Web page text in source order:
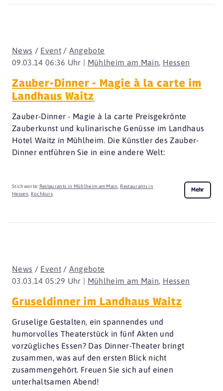
09.03.14 06:36 Uhr | Mühlheim am Main Hessen
News / Event/ Angebote
Zauber-Dinner - Magie à la carte im
Landhaus Waitz
Zauber-Dinner - Magie à la carte Preisgekrönte
Zauberkunst und kulinarische Genüsse im Landhaus
Hotel Waitz in Mühlheim. Die Künstler des Zauber-
Dinner entführen Sie in eine andere Welt:
Stichworte: Restaurants in Mühlheim am Main, Restaurants in
Hessen, Kochkurs
Mehr
03.03.14 05:29 Uhr | Mühlheim am Main, Hessen
News / Event/ Angebote
Gruseldinner im Landhaus Waitz
Gruselige Gestalten, ein spannendes und
humorvolles Theaterstück in fünf Akten und
vorzügliches Essen? Das Dinner-Theater bringt
zusammen, was auf den ersten Blick nicht
zusammengehört. Freuen Sie sich auf einen
unterhaltsamen Abend!